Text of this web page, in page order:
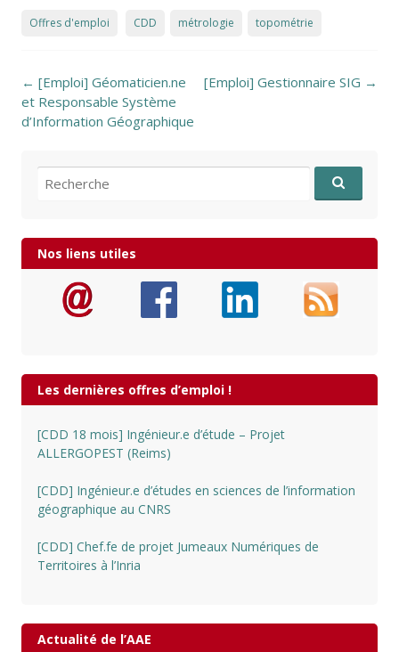
Offres d'emploi CDD métrologie topométrie
Post navigation
← [Emploi] Géomaticien.ne
et Responsable Système
d’Information Géographique
[Emploi] Gestionnaire SIG →
Recherche pour:
Nos liens utiles
Les dernières offres d’emploi !
[CDD 18 mois] Ingénieur.e d’étude – Projet
ALLERGOPEST (Reims)
[CDD] Ingénieur.e d’études en sciences de l’information
géographique au CNRS
[CDD] Chef.fe de projet Jumeaux Numériques de
Territoires à l’Inria
Actualité de l’AAE